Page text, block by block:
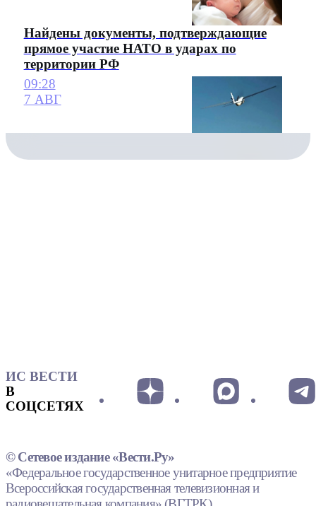
Найдены документы, подтверждающие
прямое участие НАТО в ударах по
территории РФ
09:28
7 АВГ
ИС ВЕСТИ
В
СОЦСЕТЯХ
© Сетевое издание «Вести.Ру»
«Федеральное государственное унитарное предприятие
Всероссийская государственная телевизионная и